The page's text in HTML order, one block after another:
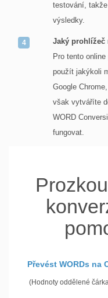
testování,
výsledky.
Jaký prohlížeč
Pro tento
použít jakýkoli
Google
však vytváříte
WORD
fungovat.
Převést WORDs na
(Hodnoty oddělené